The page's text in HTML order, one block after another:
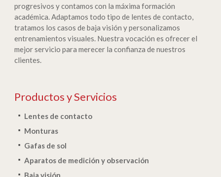
progresivos y contamos con la máxima formación
académica. Adaptamos todo tipo de lentes de contacto,
tratamos los casos de baja visión y personalizamos
entrenamientos visuales. Nuestra vocación es ofrecer el
mejor servicio para merecer la confianza de nuestros
clientes.
Productos y Servicios
Lentes de contacto
Monturas
Gafas de sol
Aparatos de medición y observación
Baja visión